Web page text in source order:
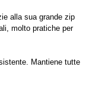
alla sua grande zip
molto pratiche per
Mantiene tutte